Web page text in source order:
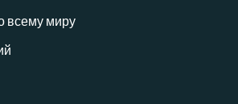
всему миру